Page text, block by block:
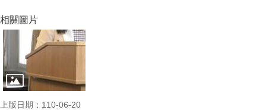
展
研
刊
口
試
相關圖片
上版日期：110-06-20